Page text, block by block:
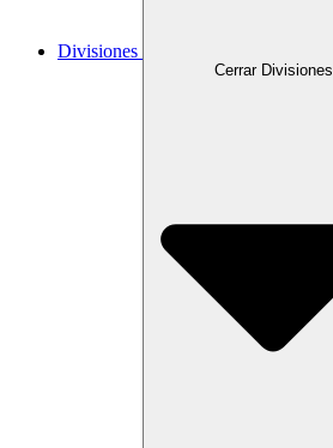
Divisiones
Cerrar Divisiones